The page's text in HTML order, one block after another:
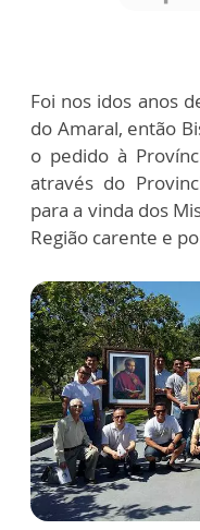
Foi nos idos anos
do Amaral, então
o pedido à
através do
para a vinda dos
Região carente e